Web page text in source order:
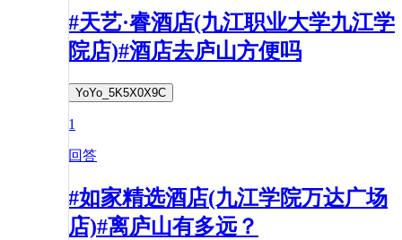
#天艺·睿酒店(九江职业大学九江学
院店)#酒店去庐山方便吗
YoYo_5K5X0X9C
1
回答
#如家精选酒店(九江学院万达广场
店)#离庐山有多远？